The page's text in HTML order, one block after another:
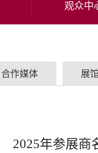
观众中
合作媒体 展
2025年参展商